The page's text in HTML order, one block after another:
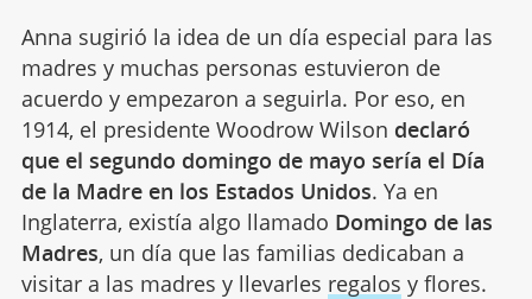
Anna sugirió la idea de un día especial para las
madres y muchas personas estuvieron de
acuerdo y empezaron a seguirla. Por eso, en
1914, el presidente Woodrow Wilson declaró
que el segundo domingo de mayo sería el Día
de la Madre en los Estados Unidos. Ya en
Inglaterra, existía algo llamado Domingo de las
Madres, un día que las familias dedicaban a
visitar a las madres y llevarles regalos y flores.